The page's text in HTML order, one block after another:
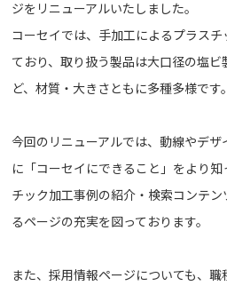
ジをリニューアルいたしました。
コーセイでは、手加工によるプラス
ており、取り扱う製品は大口径の塩
ど、材質・大きさともに多種多様です。
今回のリニューアルでは、動線やデ
に「コーセイにできること」をより
チック加工事例の紹介・検索コンテ
るページの充実を図っております。
また、採用情報ページについても、